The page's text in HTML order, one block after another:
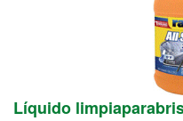
Líquido